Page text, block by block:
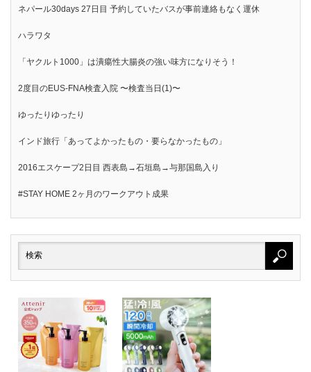
ネパール30days 27日目 予約していたバスが事前連絡もなく運休
ハラワタ
「ヤクルト1000」は潰瘍性大腸炎の強い味方になりそう！
2度目のEUS-FNA検査入院 〜検査当日(1)〜
ゆったりゆったり
インド旅行「あってよかったもの・要らなかったもの」
2016エスケープ2日目 西表島→石垣島→与那国島入り
#STAY HOME 2ヶ月のワークアウト成果